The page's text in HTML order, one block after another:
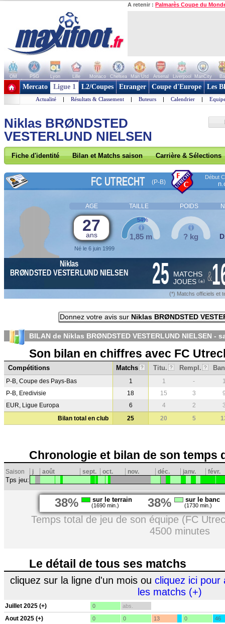
A retenir : Palmarès Coupe du
OM PSG Lyon Lille Monaco Chelsea Man Utd Arsenal Liverpool ManCity
+ de clubs
Mercato Ligue 1 L2/Coupes Etranger Coupe d'Europe Les
Actualité | Résultats & Classement | Buteurs | Calendrier |
Niklas BRØNDSTED
VESTERLUND NIELSEN
Fiche d'identité Bilan et Matchs saison Carrière & Sélections
FC UTRECHT (P-B)
Début
AGE TAILLE POIDS
27
ans
Né le 6 juin 1999
1,85 m
54%
? kg
Niklas
BRØNDSTED VESTERLUND NIELSEN
25
MATCHS
JOUES (*) &
(*) Matchs officiels et
Donnez votre avis sur Niklas BRØNDSTED
BILAN de Niklas BRØNDSTED VESTERLUND NIELSEN -
Son bilan en chiffres avec FC
Compétitions Matchs ? Titu. ? Rempl. ?
P-B, Coupe des Pays-Bas 1 1 -
P-B, Eredivisie
18 15 3
EUR, Ligue Europa
6 4 2
Bilan total en club
25 20 5
Chronologie et bilan de son temps
Saison j août sept. oct. nov. déc. janv. févr.
Tps jeu:
38% sur le terrain
(1690 min.) 38% sur le banc
(1730 min.)
Temps total de jeu de son équipe (FC
4500 minutes
Le détail de tous ses matchs
cliquez sur la ligne d'un mois ou cliquez ici pour
les matchs (+)
Juillet 2025 (+) 0 abs.
Aout 2025 (+) 0 0 13 0 46